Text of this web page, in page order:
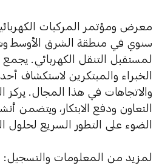
سنوي في منطقة الشرق الأوسط
لمستقبل التنقل الكهربائي.
الخبراء والمبتكرين لاستكشاف
والاتجاهات في هذا المجال. يركز
التعاون ودفع الابتكار، ويتضمن
الضوء على التطور السريع لحلول
لمزيد من المعلومات والتسجيل: